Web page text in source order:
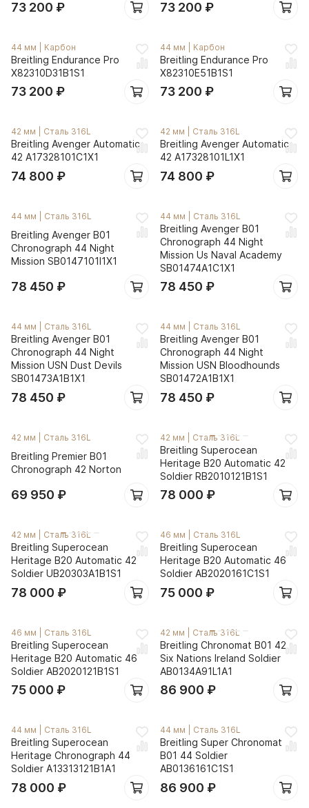
73 200 ₽ 73 200 ₽
44 мм Карбон
Breitling Endurance Pro
X82310D31B1S1
73 200 ₽
44 мм Карбон
Breitling Endurance Pro
X82310E51B1S1
73 200 ₽
42 мм Сталь 316L
Breitling Avenger Automatic
42 A17328101C1X1
74 800 ₽
42 мм Сталь 316L
Breitling Avenger Automatic
42 A17328101L1X1
74 800 ₽
44 мм Сталь 316L
Breitling Avenger B01
Chronograph 44 Night
Mission SB0147101I1X1
78 450 ₽
44 мм Сталь 316L
Breitling Avenger B01
Chronograph 44 Night
Mission Us Naval Academy
SB01474A1C1X1
78 450 ₽
44 мм Сталь 316L
Breitling Avenger B01
Chronograph 44 Night
Mission USN Dust Devils
SB01473A1B1X1
78 450 ₽
44 мм Сталь 316L
Breitling Avenger B01
Chronograph 44 Night
Mission USN Bloodhounds
SB01472A1B1X1
78 450 ₽
42 мм Сталь 316L
Breitling Premier B01
Chronograph 42 Norton
69 950 ₽
42 мм Сталь 316L
Breitling Superocean
Heritage B20 Automatic 42
Soldier RB2010121B1S1
78 000 ₽
42 мм Сталь 316L
Breitling Superocean
Heritage B20 Automatic 42
Soldier UB20303A1B1S1
78 000 ₽
46 мм Сталь 316L
Breitling Superocean
Heritage B20 Automatic 46
Soldier AB2020161C1S1
75 000 ₽
46 мм Сталь 316L
Breitling Superocean
Heritage B20 Automatic 46
Soldier AB2020121B1S1
75 000 ₽
42 мм Сталь 316L
Breitling Chronomat B01 42
Six Nations Ireland Soldier
AB0134A91L1A1
86 900 ₽
44 мм Сталь 316L
Breitling Superocean
Heritage Chronograph 44
Soldier A13313121B1A1
78 000 ₽
44 мм Сталь 316L
Breitling Super Chronomat
B01 44 Soldier
AB0136161C1S1
86 900 ₽